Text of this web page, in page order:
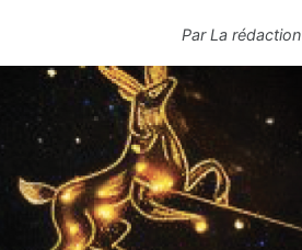
ParLa rédaction